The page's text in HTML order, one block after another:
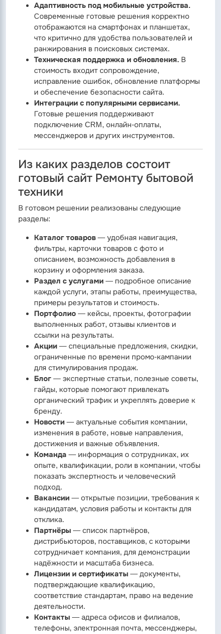
Адаптивность под мобильные устройства.
Современные готовые решения корректно
отображаются на смартфонах и планшетах,
что критично для удобства пользователей и
ранжирования в поисковых системах.
Техническая поддержка и обновления. В
стоимость входит сопровождение,
исправление ошибок, обновление платформы
и обеспечение безопасности сайта.
Интеграции с популярными сервисами.
Готовые решения поддерживают
подключение CRM, онлайн-оплаты,
мессенджеров и других инструментов.
Из каких разделов состоит
готовый сайт Ремонту бытовой
техники
В готовом решении реализованы следующие
разделы:
Каталог товаров — удобная навигация,
фильтры, карточки товаров с фото и
описанием, возможность добавления в
корзину и оформления заказа.
Раздел с услугами — подробное описание
каждой услуги, этапы работы, преимущества,
примеры результатов и стоимость.
Портфолио — кейсы, проекты, фотографии
выполненных работ, отзывы клиентов и
ссылки на результаты.
Акции — специальные предложения, скидки,
ограниченные по времени промо-кампании
для стимулирования продаж.
Блог — экспертные статьи, полезные советы,
гайды, которые помогают привлекать
органический трафик и укреплять доверие к
бренду.
Новости — актуальные события компании,
изменения в работе, новые направления,
достижения и важные объявления.
Команда — информация о сотрудниках, их
опыте, квалификации, роли в компании, чтобы
показать экспертность и человеческий
подход.
Вакансии — открытые позиции, требования к
кандидатам, условия работы и контакты для
отклика.
Партнёры — список партнёров,
дистрибьюторов, поставщиков, с которыми
сотрудничает компания, для демонстрации
надёжности и масштаба бизнеса.
Лицензии и сертификаты — документы,
подтверждающие квалификацию,
соответствие стандартам, право на ведение
деятельности.
Контакты — адреса офисов и филиалов,
телефоны, электронная почта, мессенджеры,